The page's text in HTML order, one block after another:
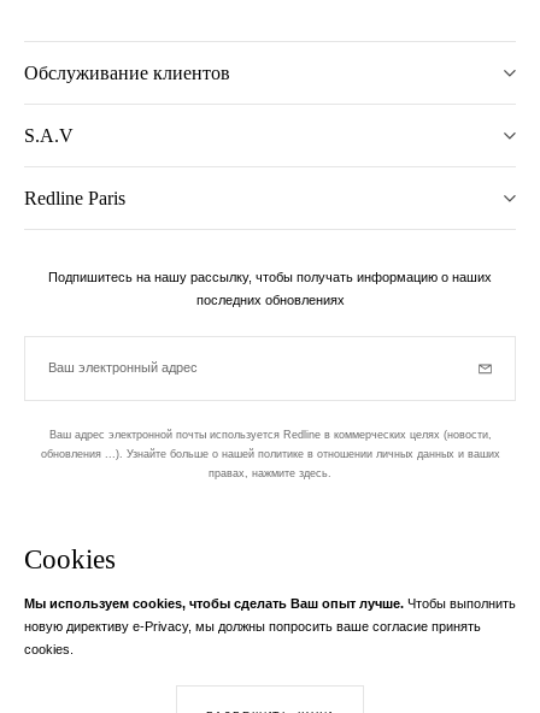
Cookies
Мы используем cookies, чтобы сделать Ваш опыт лучше. Чтобы выполнить
новую директиву e-Privacy, мы должны попросить ваше согласие принять
cookies.
Обслуживание клиентов
S.A.V
Redline Paris
Подпишитесь на нашу рассылку, чтобы получать информацию о наших
последних обновлениях
Ваш электронный адрес
Ваш адрес электронной почты используется Redline в коммерческих целях (новости,
обновления ...). Узнайте больше о нашей политике в отношении личных данных и ваших
правах, нажмите здесь
Ваш адрес электронной почты
информации RedLine. Согласно закону, вы имеете право на доступ,